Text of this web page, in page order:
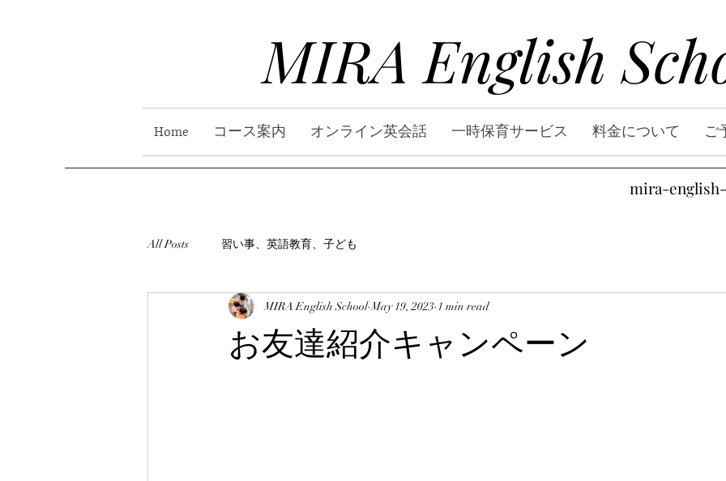
MIRA English
Home コース案内 オンライン英会話 一時保育サービス 料金について ご
mira-
All Posts 習い事、英語教育、子ども
お友達紹介キャンペーン
MIRA English School May 19, 2023 1 min read